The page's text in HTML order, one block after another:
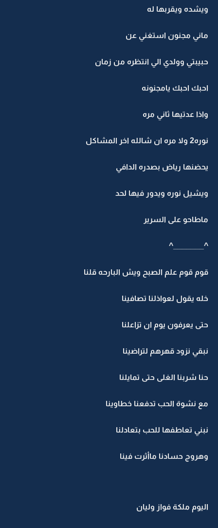
ويشده ويقربها له
ماني مجنون استغني عن
حبيبتي وولدي الي انتظره من زمان
احبك احبك يامجنونه
واذا عدتيها ثاني مره
نوره2 ولا مره ان شالله اخر المشاكل
يحضنها رياض بصدره الدافي
ويشيل نوره ويدور فيها لحد
ماطاحو على السرير
^_______^
قوم قوم علم الصبح ويش البارحه قلنا
خله يقول لعواذلنا تصافينا
حتى يعرفون يوم ان تزاعلنا
نبقي نزود قهرهم لتراضينا
حنا شربنا الغلى حتى تمايلنا
مع نشوة الحب تدفعنا خطاوينا
نبني تعاطفها للحب بتعادلنا
وهروج حسادنا ماأثرت فينا
اليوم ملكة فواز وليان